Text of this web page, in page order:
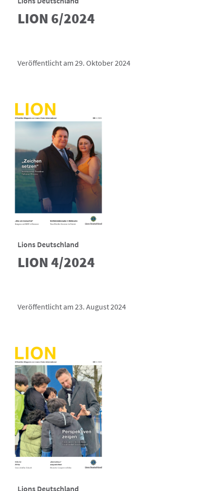
LION 6/2024
Veröffentlicht am 29. Oktober 2024
Lions Deutschland
LION 4/2024
Veröffentlicht am 23. August 2024
Lions Deutschland